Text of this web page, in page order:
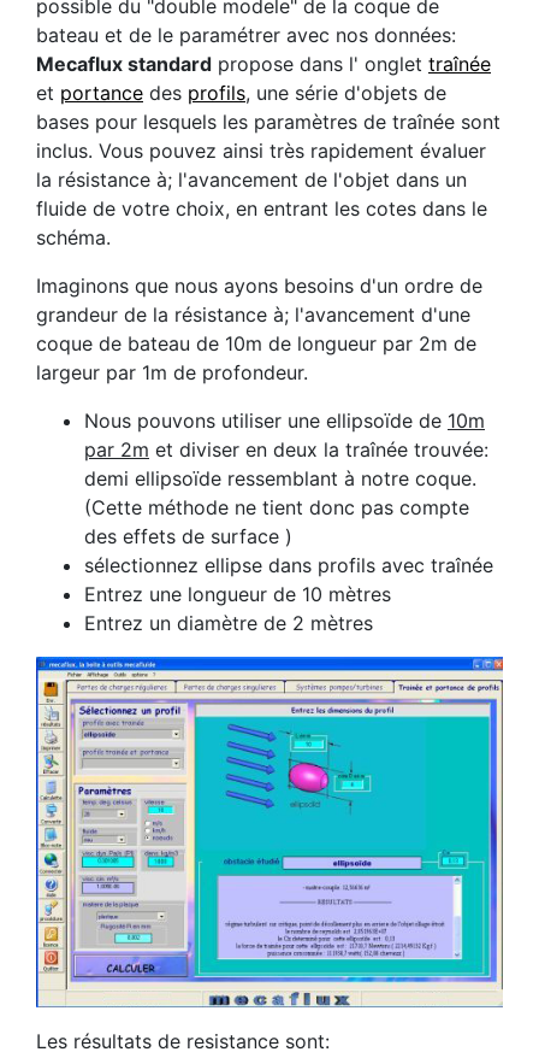
possible du "double modele" de la coque de
bateau et de le paramétrer avec nos données:
Mecaflux standard propose dans l' onglet traînée
et portance des profils, une série d'objets de
bases pour lesquels les paramètres de traînée sont
inclus. Vous pouvez ainsi très rapidement évaluer
la résistance à; l'avancement de l'objet dans un
fluide de votre choix, en entrant les cotes dans le
schéma.
Imaginons que nous ayons besoins d'un ordre de
grandeur de la résistance à; l'avancement d'une
coque de bateau de 10m de longueur par 2m de
largeur par 1m de profondeur.
Nous pouvons utiliser une ellipsoïde de 10m
par 2m et diviser en deux la traînée trouvée:
demi ellipsoïde ressemblant à notre coque.
(Cette méthode ne tient donc pas compte
des effets de surface )
sélectionnez ellipse dans profils avec traînée
Entrez une longueur de 10 mètres
Entrez un diamètre de 2 mètres
Les résultats de resistance sont: